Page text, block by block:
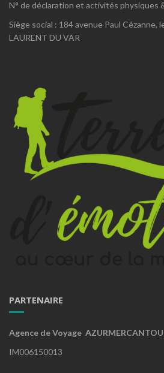
N° de déclaration et activités physiques
Siège social : 184 avenue Paul Cézanne,
LAURENT DU VAR
PARTENAIRE
Agence de Voyage
IM006150013